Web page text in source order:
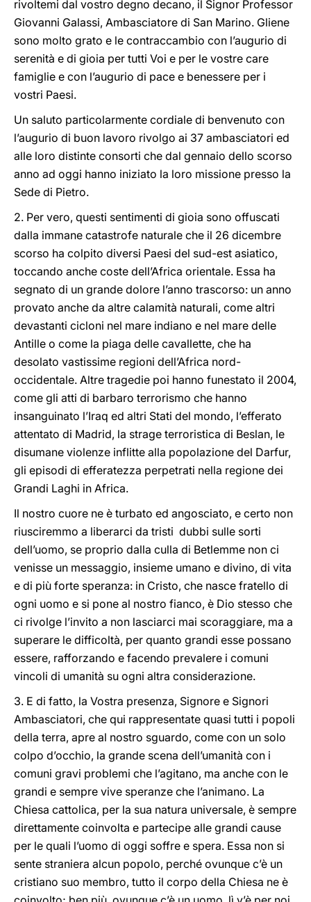
rivoltemi dal vostro degno decano, il Signor Professor
Giovanni Galassi, Ambasciatore di San Marino. Gliene
sono molto grato e le contraccambio con l’augurio di
serenità e di gioia per tutti Voi e per le vostre care
famiglie e con l’augurio di pace e benessere per i
vostri Paesi.
Un saluto particolarmente cordiale di benvenuto con
l’augurio di buon lavoro rivolgo ai 37 ambasciatori ed
alle loro distinte consorti che dal gennaio dello scorso
anno ad oggi hanno iniziato la loro missione presso la
Sede di Pietro.
2. Per vero, questi sentimenti di gioia sono offuscati
dalla immane catastrofe naturale che il 26 dicembre
scorso ha colpito diversi Paesi del sud-est asiatico,
toccando anche coste dell’Africa orientale. Essa ha
segnato di un grande dolore l’anno trascorso: un anno
provato anche da altre calamità naturali, come altri
devastanti cicloni nel mare indiano e nel mare delle
Antille o come la piaga delle cavallette, che ha
desolato vastissime regioni dell’Africa nord-
occidentale. Altre tragedie poi hanno funestato il 2004,
come gli atti di barbaro terrorismo che hanno
insanguinato l’Iraq ed altri Stati del mondo, l’efferato
attentato di Madrid, la strage terroristica di Beslan, le
disumane violenze inflitte alla popolazione del Darfur,
gli episodi di efferatezza perpetrati nella regione dei
Grandi Laghi in Africa.
Il nostro cuore ne è turbato ed angosciato, e certo non
riusciremmo a liberarci da tristi dubbi sulle sorti
dell’uomo, se proprio dalla culla di Betlemme non ci
venisse un messaggio, insieme umano e divino, di vita
e di più forte speranza: in Cristo, che nasce fratello di
ogni uomo e si pone al nostro fianco, è Dio stesso che
ci rivolge l’invito a non lasciarci mai scoraggiare, ma a
superare le difficoltà, per quanto grandi esse possano
essere, rafforzando e facendo prevalere i comuni
vincoli di umanità su ogni altra considerazione.
3. E di fatto, la Vostra presenza, Signore e Signori
Ambasciatori, che qui rappresentate quasi tutti i popoli
della terra, apre al nostro sguardo, come con un solo
colpo d’occhio, la grande scena dell’umanità con i
comuni gravi problemi che l’agitano, ma anche con le
grandi e sempre vive speranze che l’animano. La
Chiesa cattolica, per la sua natura universale, è sempre
direttamente coinvolta e partecipe alle grandi cause
per le quali l’uomo di oggi soffre e spera. Essa non si
sente straniera alcun popolo, perché ovunque c’è un
cristiano suo membro, tutto il corpo della Chiesa ne è